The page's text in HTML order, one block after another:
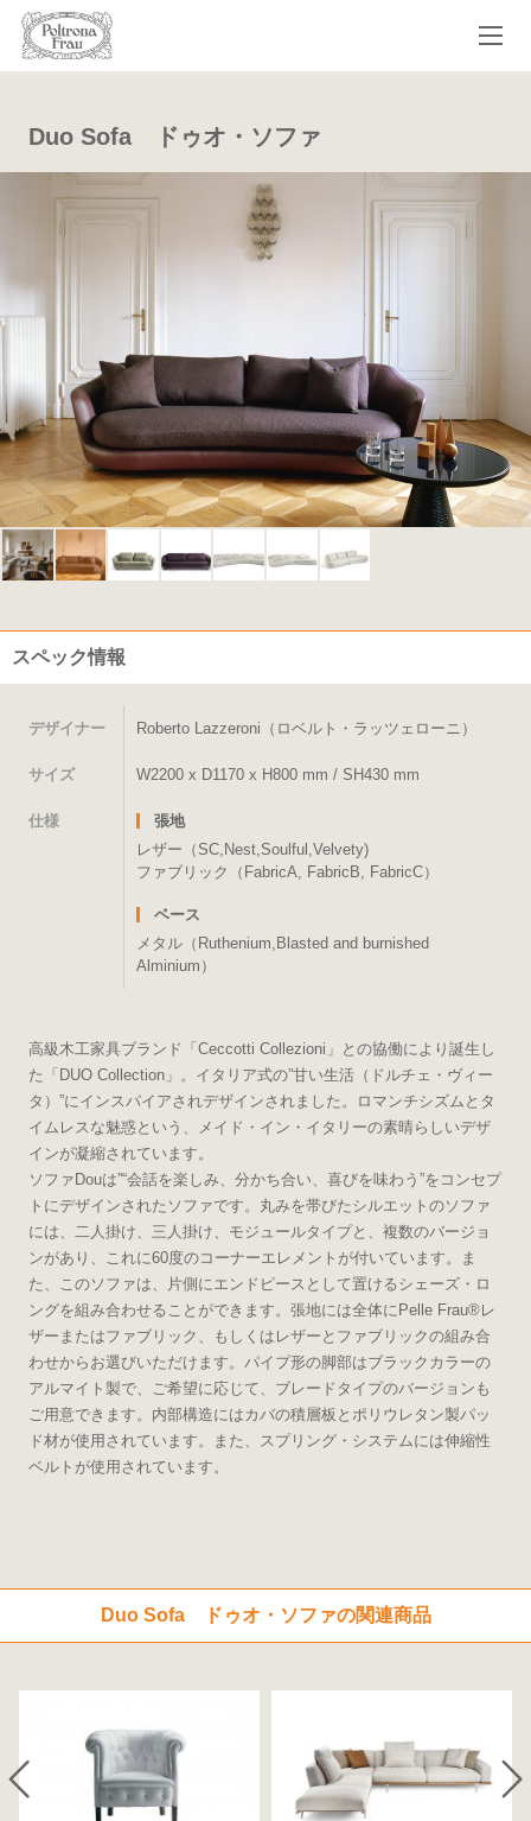
Duo Sofa ドゥオ・ソファ
スペック情報
デザイナー Roberto Lazzeroni（ロベルト・ラッツェローニ）
サイズ W2200 x D1170 x H800 mm / SH430 mm
仕様
張地
レザー（SC,Nest,Soulful,Velvety)
ファブリック（FabricA, FabricB, FabricC）
ベース
メタル（Ruthenium,Blasted and burnished
Alminium）
高級木工家具ブランド「Ceccotti Collezioni」との協働により誕生し
た「DUO Collection」。イタリア式の”甘い生活（ドルチェ・ヴィー
タ）”にインスパイアされデザインされました。ロマンチシズムとタ
イムレスな魅惑という、メイド・イン・イタリーの素晴らしいデザ
インが凝縮されています。
ソファDouは”“会話を楽しみ、分かち合い、喜びを味わう”をコンセプ
トにデザインされたソファです。丸みを帯びたシルエットのソファ
には、二人掛け、三人掛け、モジュールタイプと、複数のバージョ
ンがあり、これに60度のコーナーエレメントが付いています。ま
た、このソファは、片側にエンドピースとして置けるシェーズ・ロ
ングを組み合わせることができます。張地には全体にPelle Frau®レ
ザーまたはファブリック、もしくはレザーとファブリックの組み合
わせからお選びいただけます。パイプ形の脚部はブラックカラーの
アルマイト製で、ご希望に応じて、ブレードタイプのバージョンも
ご用意できます。内部構造にはカバの積層板とポリウレタン製パッ
ド材が使用されています。また、スプリング・システムには伸縮性
ベルトが使用されています。
Duo Sofa ドゥオ・ソファの関連商品